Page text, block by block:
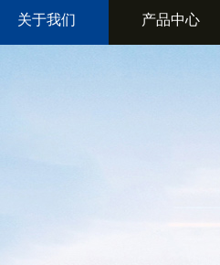
关于我们 产品中心